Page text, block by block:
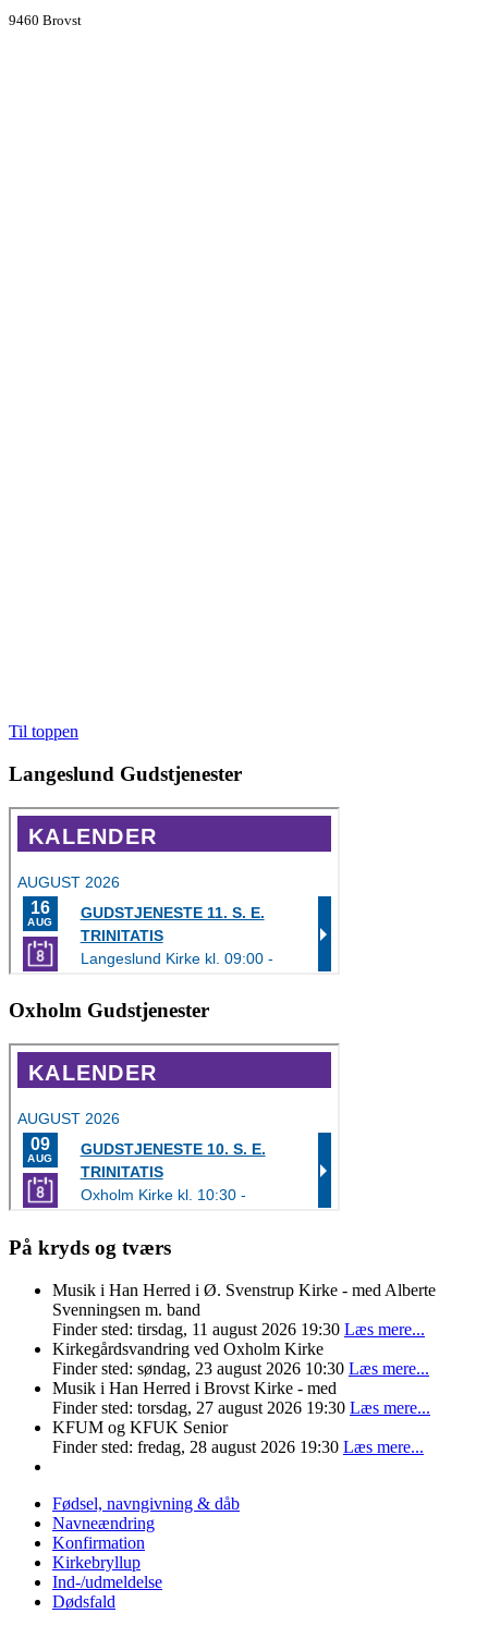
9460 Brovst
Til toppen
Langeslund Gudstjenester
Oxholm Gudstjenester
På kryds og tværs
Musik i Han Herred i Ø. Svenstrup Kirke - med Alberte
Svenningsen m. band
Finder sted: tirsdag, 11 august 2026 19:30 Læs mere...
Kirkegårdsvandring ved Oxholm Kirke
Finder sted: søndag, 23 august 2026 10:30 Læs mere...
Musik i Han Herred i Brovst Kirke - med
Finder sted: torsdag, 27 august 2026 19:30 Læs mere...
KFUM og KFUK Senior
Finder sted: fredag, 28 august 2026 19:30 Læs mere...
Fødsel, navngivning & dåb
Navneændring
Konfirmation
Kirkebryllup
Ind-/udmeldelse
Dødsfald